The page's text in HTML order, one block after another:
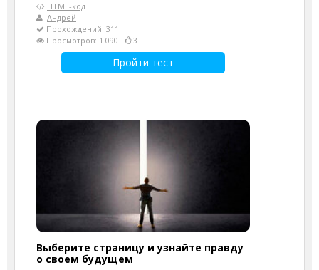
HTML-код
Андрей
Прохождений: 311
Просмотров: 1 090
3
Пройти тест
Выберите страницу и узнайте правду
о своем будущем